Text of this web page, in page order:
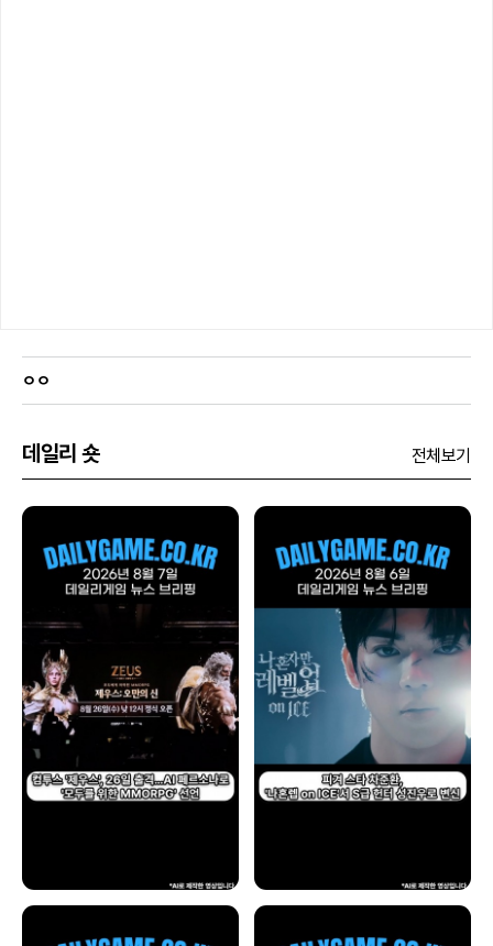
ㅇㅇ
데일리 숏 전체보기